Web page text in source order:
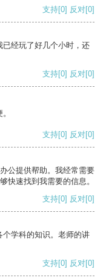
支持[0] 反对[0]
经玩了好几个小时，还
支持[0] 反对[0]
支持[0] 反对[0]
公提供帮助。我经常需要
快速找到我需要的信息。
支持[0] 反对[0]
学科的知识。老师的讲
支持[0] 反对[0]